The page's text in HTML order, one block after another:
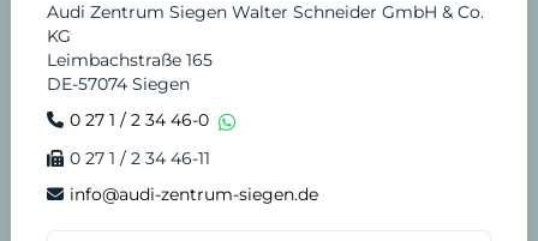
Audi Zentrum Siegen Walter Schneider GmbH & Co.
KG
Leimbachstraße 165
DE-57074 Siegen
0 27 1 / 2 34 46-0
0 27 1 / 2 34 46-11
info@audi-zentrum-siegen.de